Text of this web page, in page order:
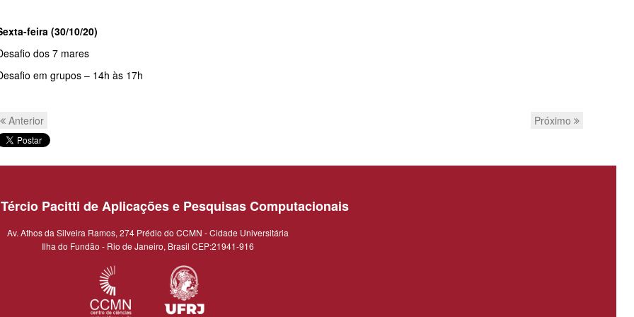
feira (30/10/20)
dos 7 mares
em grupos – 14h às 17h
Anterior Próximo
Pacitti de Aplicações e Pesquisas Computacionais
Av. Athos da Silveira Ramos, 274 Prédio do CCMN - Cidade Universitária
Ilha do Fundão - Rio de Janeiro, Brasil CEP:21941-916